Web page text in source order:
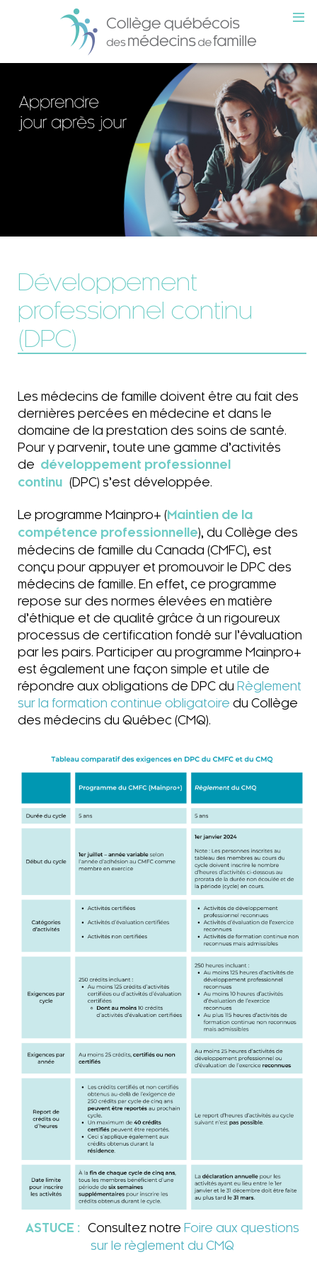
Développement
professionnel continu
(DPC)
Les médecins de famille doivent être au fait des
dernières percées en médecine et dans le
domaine de la prestation des soins de santé.
Pour y parvenir, toute une gamme d’activités
de développement professionnel
continu (DPC) s’est développée.
Le programme Mainpro+ (Maintien de la
compétence professionnelle), du Collège des
médecins de famille du Canada (CMFC), est
conçu pour appuyer et promouvoir le DPC des
médecins de famille. En effet, ce programme
repose sur des normes élevées en matière
d’éthique et de qualité grâce à un rigoureux
processus de certification fondé sur l’évaluation
par les pairs. Participer au programme Mainpro+
est également une façon simple et utile de
répondre aux obligations de DPC du Règlement
sur la formation continue obligatoire du Collège
des médecins du Québec (CMQ).
ASTUCE : Consultez notre Foire aux questions
sur le règlement du CMQ